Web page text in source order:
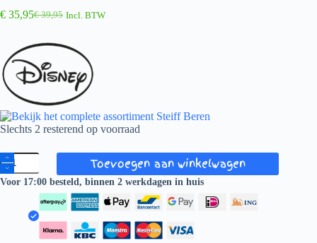
€39,95
Oorspronkelijke
was:
€ 35,95Huidige
is:
Incl. BTW
Slechts 2 resterend op voorraad
Steiff
Disney
Originals
Toevoegen aan winkelwagen
Voor 17:00 besteld, binnen 2 werkdagen in huis